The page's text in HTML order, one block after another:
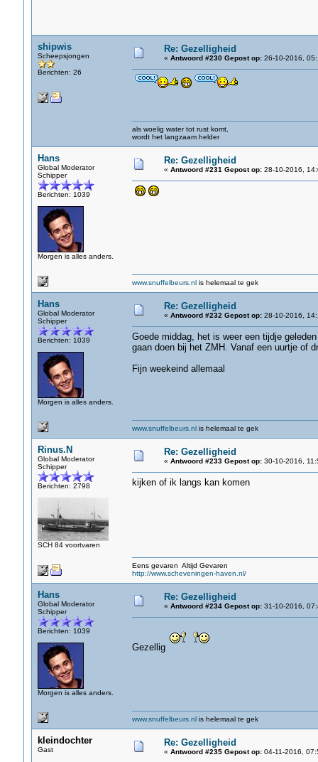
shipwis
Scheepsjongen
Berichten: 26
Re: Gezelligheid
« Antwoord #230 Gepost op:26-10-2016,
als woelig water tot rust komt,
wordt het langzaam helder
Hans
Global Moderator
Schipper
Berichten: 1039
Morgen is alles anders.
Re: Gezelligheid
« Antwoord #231 Gepost op:28-10-2016,
www.snuffelbeurs.nlis helemaal te gek
Hans
Global Moderator
Schipper
Berichten: 1039
Morgen is alles anders.
Re: Gezelligheid
« Antwoord #232 Gepost op:28-10-2016,
Goede middag, het is weer een tijdje
gaan doen bij het ZMH. Vanaf een uurtje of
Fijn weekeind allemaal
www.snuffelbeurs.nlis helemaal te gek
Rinus.N
Global Moderator
Schipper
Berichten: 2798
SCH 84 voortvaren
Re: Gezelligheid
« Antwoord #233 Gepost op:30-10-2016,
kijken of ik langs kan komen
Eens gevaren Altijd Gevaren
http://www.scheveningen-haven.nl/
Hans
Global Moderator
Schipper
Berichten: 1039
Morgen is alles anders.
Re: Gezelligheid
« Antwoord #234 Gepost op:31-10-2016,
Gezellig
www.snuffelbeurs.nlis helemaal te gek
kleindochter
Gast
Re: Gezelligheid
« Antwoord #235 Gepost op:04-11-2016,